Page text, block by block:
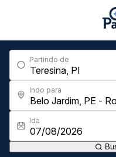
Partindo de
Indo para
Ida